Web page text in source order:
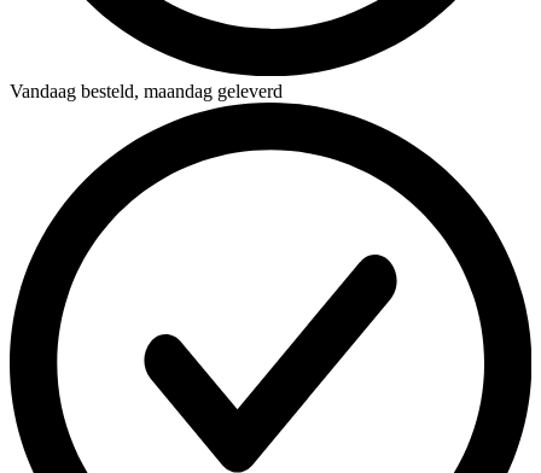
Vandaag besteld, maandag geleverd